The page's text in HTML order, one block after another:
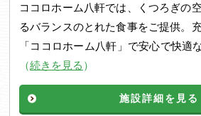
ココロホーム八軒では、くつろぎの
るバランスのとれた食事をご提供。
「ココロホーム八軒」で安心で快適
（続きを見る ）
施設詳細を見る